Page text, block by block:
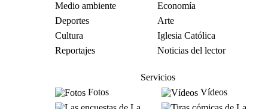
Medio ambiente
Economía
Deportes
Arte
Cultura
Iglesia Católica
Reportajes
Noticias del lector
Servicios
Fotos
Vídeos